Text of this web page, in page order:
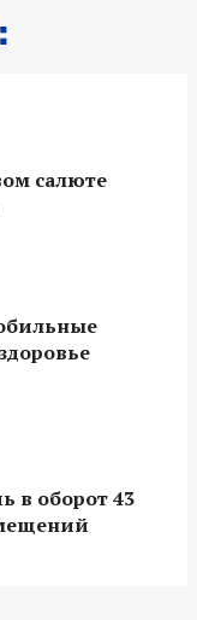
салюте
в оборот 43